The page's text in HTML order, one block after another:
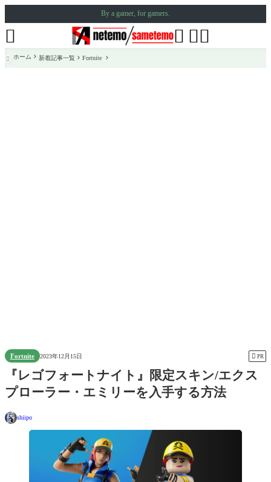
By a gamer, for gamers.
 

 ホーム 新着記事一覧 Fortnite
Fortnite 2023年12月15日  PR
『レゴフォートナイト』限定スキン/エクス
プローラー・エミリーを入手する方法
shiipo